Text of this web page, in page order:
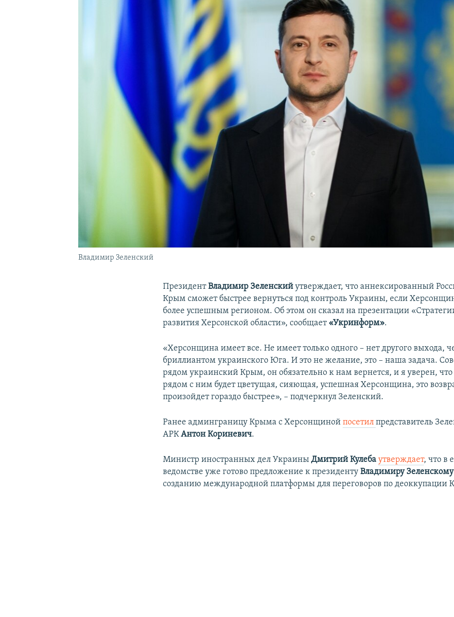
Владимир Зеленский
ПрезидентВладимир Зеленский утверждает, что аннексированный
Крым сможет быстрее вернуться под контроль Украины, если
более успешным регионом. Об этом он сказал на презентации
развития Херсонской области», сообщает «Укринформ».
«Херсонщина имеет все. Не имеет только одного – нет другого выхода,
бриллиантом украинского Юга. И это не желание, это – наша задача.
рядом украинский Крым, он обязательно к нам вернется, и я уверен, что
рядом с ним будет цветущая, сияющая, успешная Херсонщина, это
произойдет гораздо быстрее», – подчеркнул Зеленский.
Ранее админграницу Крыма с Херсонщинойпосетилпредставитель
АРКАнтон Кориневич.
Министр иностранных дел УкраиныДмитрий Кулеба утверждает, что в
ведомстве уже готово предложение к президентуВладимиру
созданию международной платформы для переговоров по деоккупации